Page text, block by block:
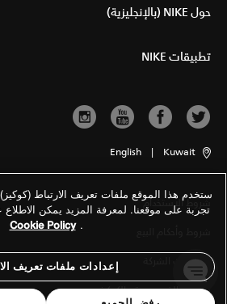
حول NIKE (بالإنجليزية)
تطبيقات NIKE
Kuwait
|
English
شروط الاستخدام
معلومات الشركة
سياسة الخصوصية والكوكيز
ستخدم هذا الموقع ملفات تعريف الارتباط
تجربة على موقعنا. لمعرفة المزيد يمكن
.
Cookie Policy
إعدادات ملفات تعريف